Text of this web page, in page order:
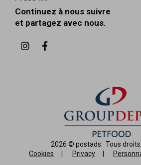
Continuez à nous suivre
et partagez avec nous.
2026 © postads
Tous droits
Cookies
Privacy